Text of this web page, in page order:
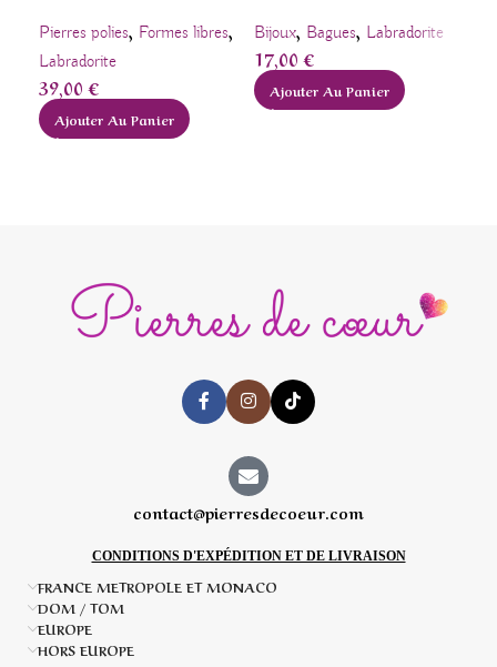
Pierres polies, Formes libres,
Labradorite
39,00€
Ajouter Au Panier
Bijoux, Bagues, Labradorite
17,00€
Ajouter Au Panier
contact@pierresdecoeur.com
CONDITIONS D'EXPÉDITION ET DE LIVRAISON
FRANCE METROPOLE ET MONACO
DOM / TOM
EUROPE
HORS EUROPE